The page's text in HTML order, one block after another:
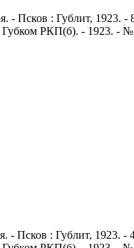
Псков : Гублит, 1923.
РКП(б). - 1923.
Псков : Гублит, 1923.